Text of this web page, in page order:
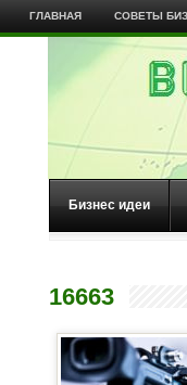
ГЛАВНАЯ СОВЕТЫ
Бизнес идеи
16663